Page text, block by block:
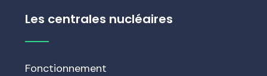
Les centrales nucléaires
Fonctionnement